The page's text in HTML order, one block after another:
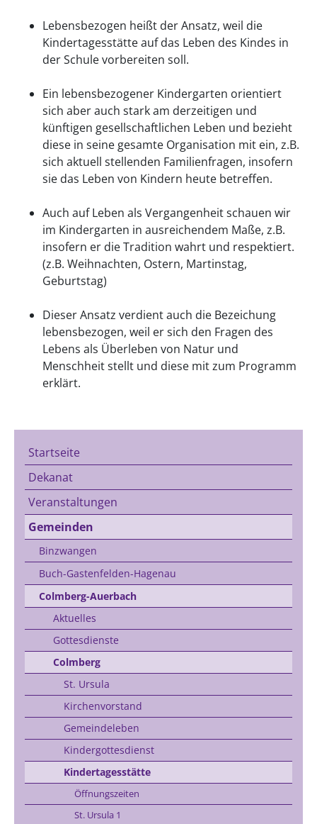
Lebensbezogen heißt der Ansatz, weil die
Kindertagesstätte auf das Leben des Kindes in
der Schule vorbereiten soll.
Ein lebensbezogener Kindergarten orientiert
sich aber auch stark am derzeitigen und
künftigen gesellschaftlichen Leben und bezieht
diese in seine gesamte Organisation mit ein, z.B.
sich aktuell stellenden Familienfragen, insofern
sie das Leben von Kindern heute betreffen.
Auch auf Leben als Vergangenheit schauen wir
im Kindergarten in ausreichendem Maße, z.B.
insofern er die Tradition wahrt und respektiert.
(z.B. Weihnachten, Ostern, Martinstag,
Geburtstag)
Dieser Ansatz verdient auch die Bezeichung
lebensbezogen, weil er sich den Fragen des
Lebens als Überleben von Natur und
Menschheit stellt und diese mit zum Programm
erklärt.
Startseite
Dekanat
Veranstaltungen
Gemeinden
Binzwangen
Buch-Gastenfelden-Hagenau
Colmberg-Auerbach
Aktuelles
Gottesdienste
Colmberg
St. Ursula
Kirchenvorstand
Gemeindeleben
Kindergottesdienst
Kindertagesstätte
Öffnungszeiten
St. Ursula 1